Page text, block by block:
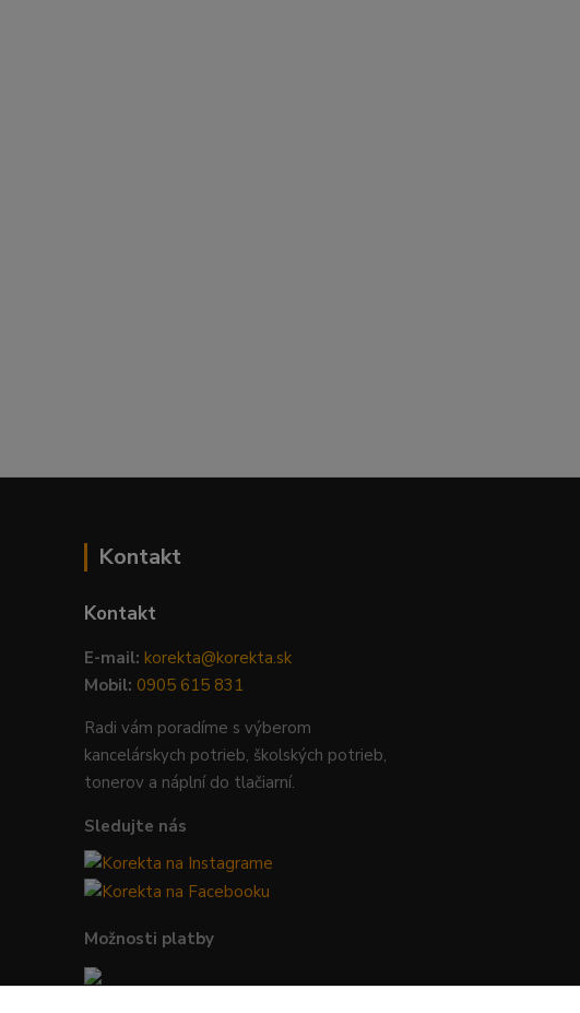
Kontakt
Kontakt
E-mail: korekta@korekta.sk
Mobil: 0905 615 831
Radi vám poradíme s výberom
kancelárskych potrieb, školských potrieb,
tonerov a náplní do tlačiarní.
Sledujte nás
Možnosti platby